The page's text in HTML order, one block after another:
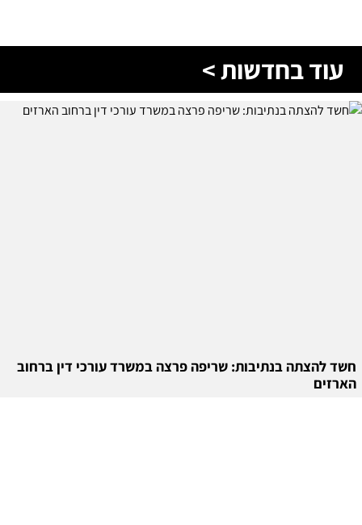
עוד בחדשות >
חשד להצתה בנתיבות: שריפה פרצה במשרד עורכי דין ברחוב
הארזים